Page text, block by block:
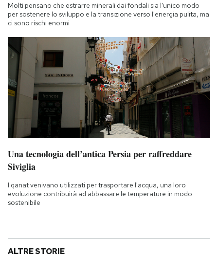
Molti pensano che estrarre minerali dai fondali sia l'unico modo
per sostenere lo sviluppo e la transizione verso l'energia pulita, ma
ci sono rischi enormi
Una tecnologia dell’antica Persia per raffreddare
Siviglia
I qanat venivano utilizzati per trasportare l'acqua, una loro
evoluzione contribuirà ad abbassare le temperature in modo
sostenibile
ALTRE STORIE